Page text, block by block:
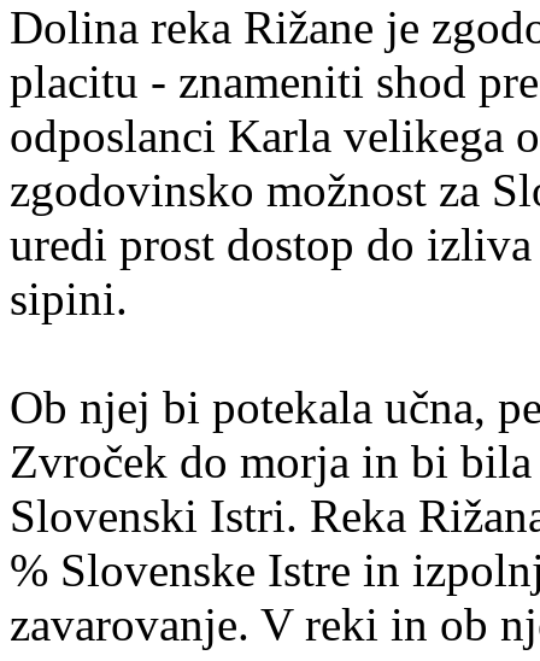
Dolina reka Rižane je
placitu - znameniti shod
odposlanci Karla velikega
zgodovinsko možnost za
uredi prost dostop do
sipini.
Ob njej bi potekala učna,
Zvroček do morja in bi
Slovenski Istri. Reka
% Slovenske Istre in
zavarovanje. V reki in ob